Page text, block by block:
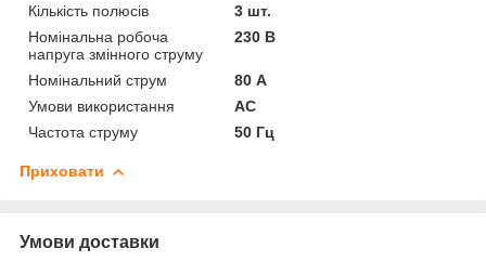
Кількість полюсів
3 шт.
Номінальна робоча
напруга змінного струму
230 В
Номінальний струм
80 А
Умови використання
АС
Частота струму
50 Гц
Приховати
Умови доставки